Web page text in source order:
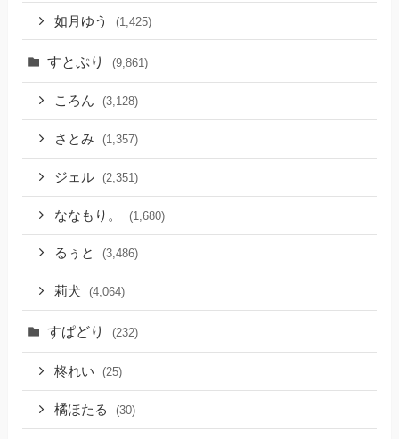
如月ゆう (1,425)
すとぷり (9,861)
ころん (3,128)
さとみ (1,357)
ジェル (2,351)
ななもり。 (1,680)
るぅと (3,486)
莉犬 (4,064)
すぱどり (232)
柊れい (25)
橘ほたる (30)